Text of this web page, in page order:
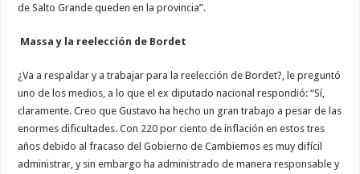
de Salto Grande queden en la provincia”.
Massa y la reelección de Bordet
¿Va a respaldar y a trabajar para la reelección de Bordet?, le preguntó
uno de los medios, a lo que el ex diputado nacional respondió: “Sí,
claramente. Creo que Gustavo ha hecho un gran trabajo a pesar de las
enormes dificultades. Con 220 por ciento de inflación en estos tres
años debido al fracaso del Gobierno de Cambiemos es muy difícil
administrar, y sin embargo ha administrado de manera responsable y